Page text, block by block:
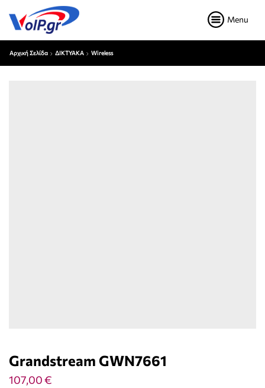
Menu
Αρχική Σελίδα ΔΙΚΤΥΑΚΑ Wireless
Grandstream GWN7661
107,00€